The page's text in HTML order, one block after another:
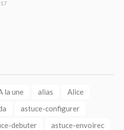
la une alias
Alice
astuce-configurer
debuter
astuce-envoirec